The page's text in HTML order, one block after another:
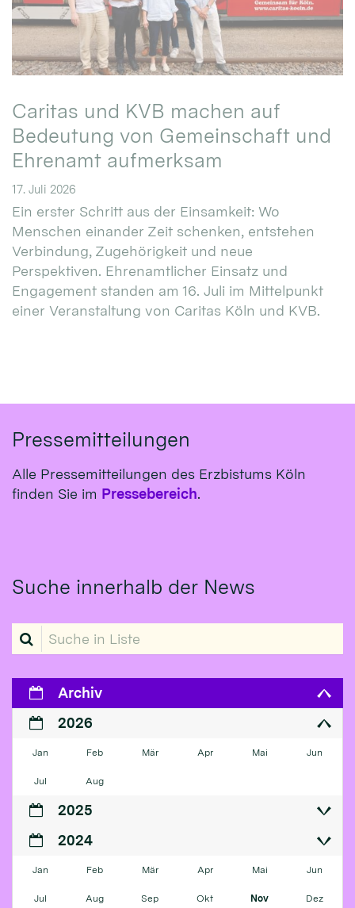
Caritas und KVB machen auf
Bedeutung von Gemeinschaft und
Ehrenamt aufmerksam
17. Juli 2026
Ein erster Schritt aus der Einsamkeit: Wo
Menschen einander Zeit schenken, entstehen
Verbindung, Zugehörigkeit und neue
Perspektiven. Ehrenamtlicher Einsatz und
Engagement standen am 16. Juli im Mittelpunkt
einer Veranstaltung von Caritas Köln und KVB.
Pressemitteilungen
Alle Pressemitteilungen des Erzbistums Köln
finden Sie im Pressebereich.
Suche innerhalb der News
Suche in Liste
Archiv
2026
Jan Feb Mär Apr Mai Jun
Jul Aug
2025
2024
Jan Feb Mär Apr Mai Jun
Jul Aug Sep Okt Nov Dez